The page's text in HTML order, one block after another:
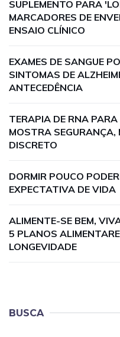
SUPLEMENTO PARA
MARCADORES DE
ENSAIO CLÍNICO
EXAMES DE SANGUE
SINTOMAS DE
ANTECEDÊNCIA
TERAPIA DE RNA
MOSTRA SEGURANÇA,
DISCRETO
DORMIR POUCO
EXPECTATIVA DE VIDA
ALIMENTE-SE BEM,
5 PLANOS
LONGEVIDADE
BUSCA